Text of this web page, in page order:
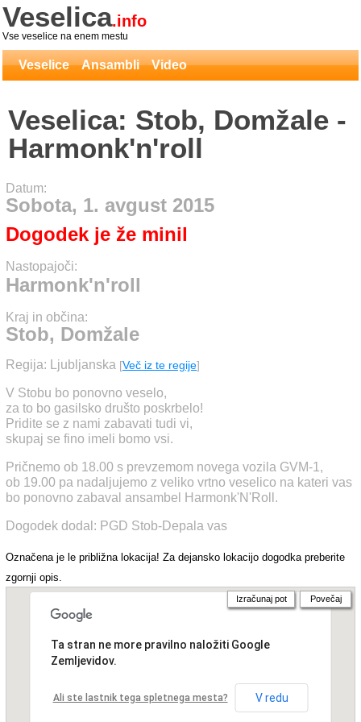
Veselica.info
Vse veselice na enem mestu
Veselice Ansambli Video
Veselica: Stob, Domžale -
Harmonk'n'roll
Datum:
Sobota, 1. avgust 2015
Dogodek je že minil
Nastopajoči:
Harmonk'n'roll
Kraj in občina:
Stob, Domžale
Regija: Ljubljanska [Več iz te regije]
V Stobu bo ponovno veselo,
za to bo gasilsko društo poskrbelo!
Pridite se z nami zabavati tudi vi,
skupaj se fino imeli bomo vsi.
Pričnemo ob 18.00 s prevzemom novega vozila GVM-1,
ob 19.00 pa nadaljujemo z veliko vrtno veselico na kateri vas
bo ponovno zabaval ansambel Harmonk'N'Roll.
Dogodek dodal: PGD Stob-Depala vas
Označena je le približna lokacija! Za dejansko lokacijo dogodka preberite
zgornji opis.
Ta stran ne more pravilno naložiti Google
Zemljevidov.
Ali ste lastnik tega spletnega mesta? V redu
Izračunaj pot Povečaj